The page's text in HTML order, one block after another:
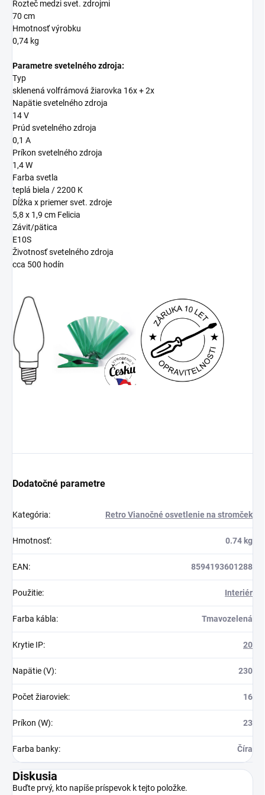
Rozteč medzi svet. zdrojmi
70 cm
Hmotnosť výrobku
0,74 kg
Parametre svetelného zdroja:
Typ
sklenená volfrámová žiarovka 16x + 2x
Napätie svetelného zdroja
14 V
Prúd svetelného zdroja
0,1 A
Príkon svetelného zdroja
1,4 W
Farba svetla
teplá biela / 2200 K
Dĺžka x priemer svet. zdroje
5,8 x 1,9 cm Felicia
Závit/pätica
E10S
Životnosť svetelného zdroja
cca 500 hodín
Dodatočné parametre
Kategória: Retro Vianočné osvetlenie na stromček
Hmotnosť: 0.74 kg
EAN: 8594193601288
Použitie: Interiér
Farba kábla: Tmavozelená
Krytie IP: 20
Napätie (V): 230
Počet žiaroviek: 16
Príkon (W): 23
Farba banky: Číra
Diskusia
Buďte prvý, kto napíše príspevok k tejto položke.